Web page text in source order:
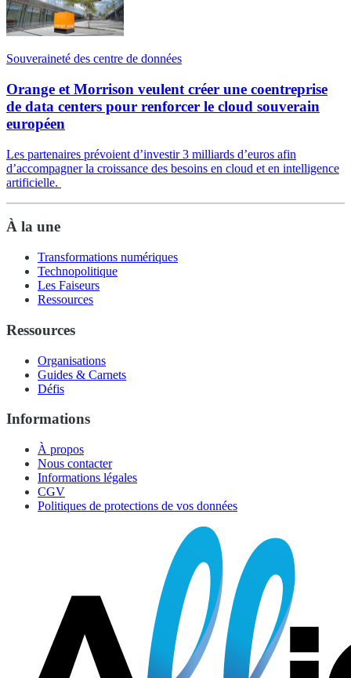
Souveraineté des centre de données
Orange et Morrison veulent créer une coentreprise
de data centers pour renforcer le cloud souverain
européen
Les partenaires prévoient d’investir 3 milliards d’euros afin
d’accompagner la croissance des besoins en cloud et en intelligence
artificielle.
À la une
Transformations numériques
Technopolitique
Les Faiseurs
Ressources
Ressources
Organisations
Guides & Carnets
Défis
Informations
À propos
Nous contacter
Informations légales
CGV
Politiques de protections de vos données